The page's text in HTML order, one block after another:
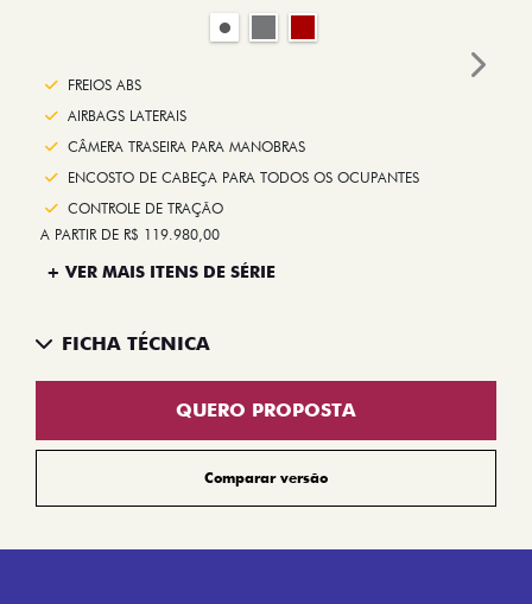
FREIOS ABS
AIRBAGS LATERAIS
CÂMERA TRASEIRA PARA MANOBRAS
ENCOSTO DE CABEÇA PARA TODOS OS OCUPANTES
CONTROLE DE TRAÇÃO
A PARTIR DE R$ 119.980,00
+ VER MAIS ITENS DE SÉRIE
FICHA TÉCNICA
QUERO PROPOSTA
Comparar versão
Next